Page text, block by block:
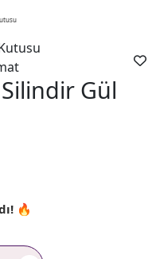
Silindir Gül
🔥